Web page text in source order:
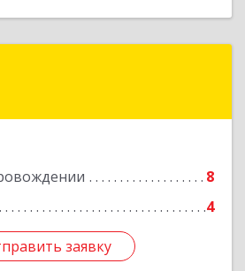
8
4
заявку
Здание № 2, этаж 1 ПОМЕЩ. 31
заявку